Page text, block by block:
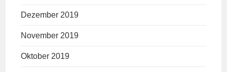
Dezember 2019
November 2019
Oktober 2019